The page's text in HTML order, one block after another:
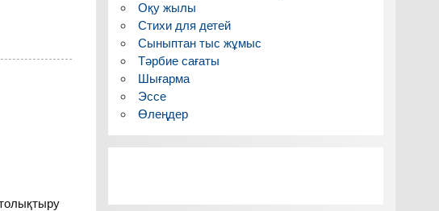
Оқу жылы
Стихи для детей
Сыныптан тыс жұмыс
Тәрбие сағаты
Шығарма
Эссе
Өлеңдер